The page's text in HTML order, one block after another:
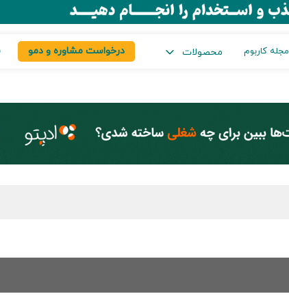
مجله کاربوم محصولات درخواست مشاوره و دمو